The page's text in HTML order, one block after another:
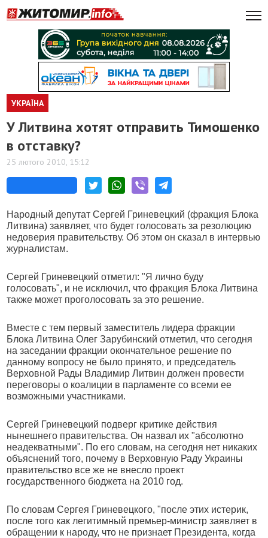
УКРАЇНА
У Литвина хотят отправить Тимошенко
в отставку?
25 лютого 2010, 15:12
Народный депутат Сергей Гриневецкий (фракция Блока
Литвина) заявляет, что будет голосовать за резолюцию
недоверия правительству. Об этом он сказал в интервью
журналистам.
Сергей Гриневецкий отметил: "Я лично буду
голосовать", и не исключил, что фракция Блока Литвина
также может проголосовать за это решение.
Вместе с тем первый заместитель лидера фракции
Блока Литвина Олег Зарубинский отметил, что сегодня
на заседании фракции окончательное решение по
данному вопросу не было принято, и председатель
Верховной Рады Владимир Литвин должен провести
переговоры о коалиции в парламенте со всеми ее
возможными участниками.
Сергей Гриневецкий подверг критике действия
нынешнего правительства. Он назвал их "абсолютно
неадекватными". По его словам, на сегодня нет никаких
объяснений того, почему в Верховную Раду Украины
правительство все же не внесло проект
государственного бюджета на 2010 год.
По словам Сергея Гриневецкого, "после этих истерик,
после того как легитимный премьер-министр заявляет в
обращении к народу, что не признает Президента, когда